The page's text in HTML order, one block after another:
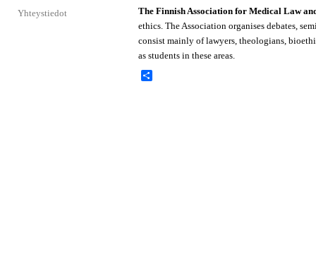
The Finnish Association for Medical Law
ethics. The Association organises debates,
consist mainly of lawyers, theologians,
as students in these areas.
Yhteystiedot